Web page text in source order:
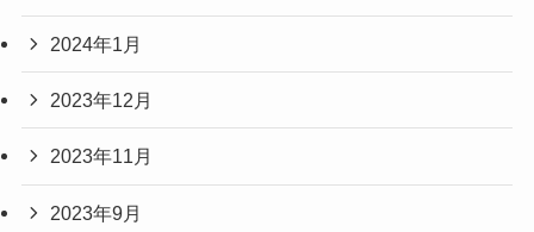
2024年1月
2023年12月
2023年11月
2023年9月